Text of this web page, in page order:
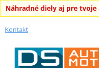
Náhradné diely aj pre
Kontakt